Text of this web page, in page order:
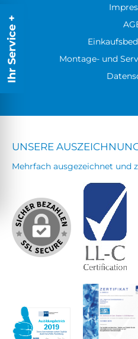
Montage- und
UNSERE
Mehrfach ausgezeichnet und
Ihr Service +